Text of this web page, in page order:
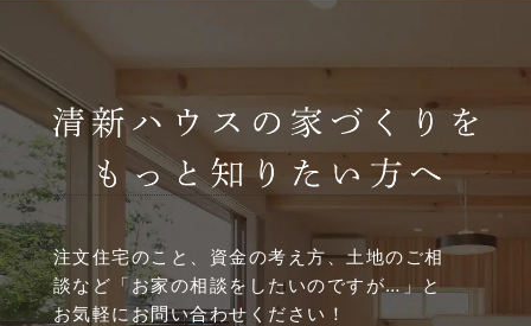
2025年2月
2025年1月
2024年12月
2024年11月
注文住宅のこと、資金の考え方、土地のご相
談など 「お家の相談をしたいのですが…」と
お気軽にお問い合わせください！